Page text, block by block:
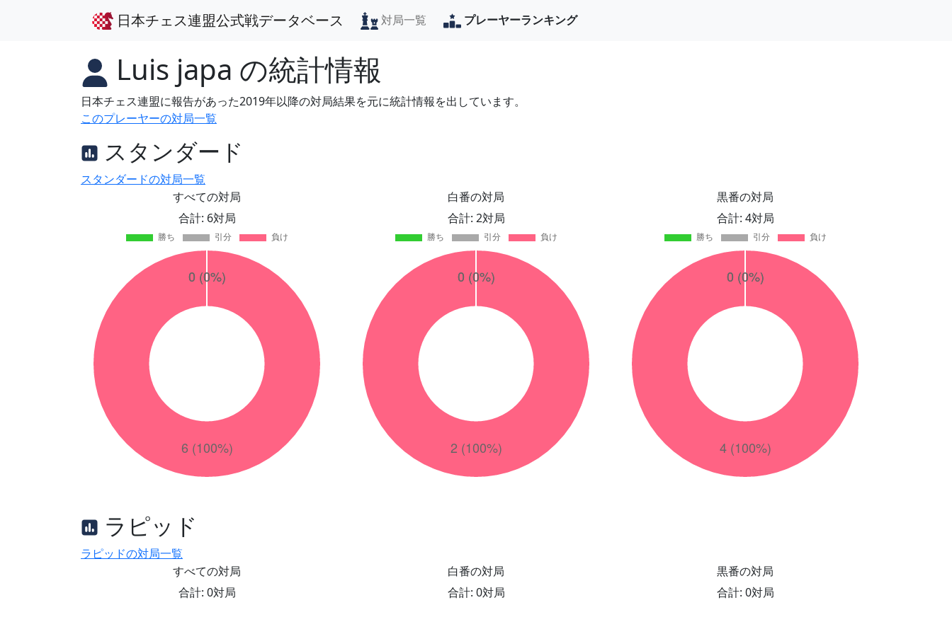
日本チェス連盟公式戦データベース 対局一覧 プレーヤーランキング
Luis japa の統計情報
日本チェス連盟に報告があった2019年以降の対局結果を元に統計情報を出しています。
このプレーヤーの対局一覧
スタンダード
スタンダードの対局一覧
すべての対局
合計: 6対局
白番の対局
合計: 2対局
黒番の対局
合計: 4対局
ラピッド
ラピッドの対局一覧
すべての対局
合計: 0対局
白番の対局
合計: 0対局
黒番の対局
合計: 0対局